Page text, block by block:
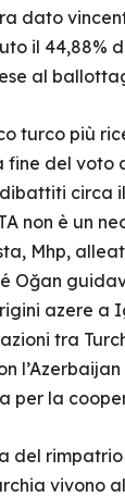
dato
il 44,88%
al
turco più
fine del
non è un
Mhp,
Oğan
azere a
tra
per la
vivono